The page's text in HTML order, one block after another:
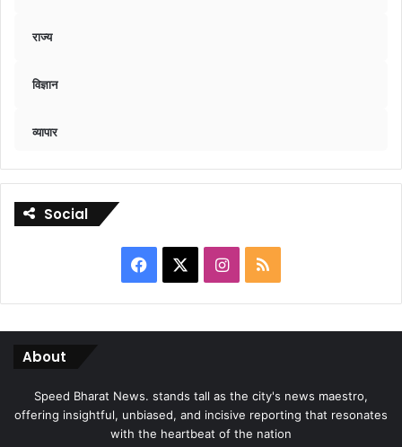
राज्य
विज्ञान
व्यापार
Social
Facebook Instagram
RSS
About
Speed Bharat News. stands tall as the city's news maestro,
offering insightful, unbiased, and incisive reporting that resonates
with the heartbeat of the nation